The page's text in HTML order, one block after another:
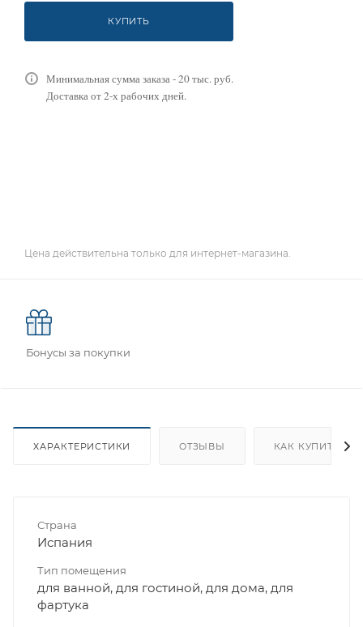
КУПИТЬ
Минимальная сумма заказа - 20 тыс. руб.
Доставка от 2-х рабочих дней.
Цена действительна только для интернет-магазина.
Бонусы за покупки
ХАРАКТЕРИСТИКИ ОТЗЫВЫ КАК КУПИТЬ
Страна
Испания
Тип помещения
для ванной, для гостиной, для дома, для
фартука